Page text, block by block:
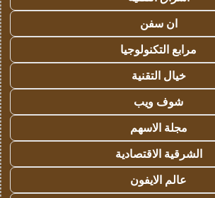
ان سفن
مرابع التكنولوجيا
خيال التقنية
شوف ويب
مجلة الاسهم
الشرقية الاقتصادية
عالم الايفون